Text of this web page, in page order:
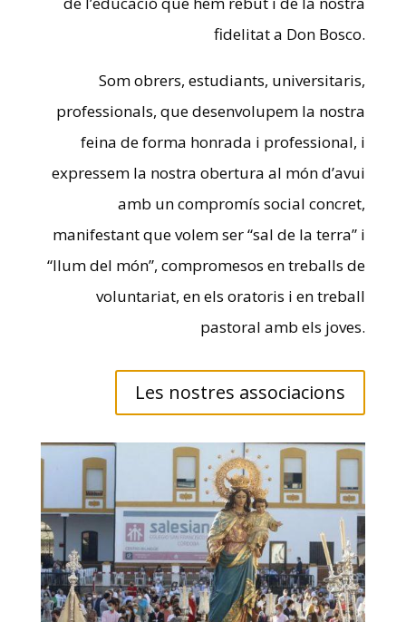
fidelitat a Don Bosco.
Som obrers, estudiants, universitaris,
professionals, que desenvolupem la nostra
feina de forma honrada i professional, i
expressem la nostra obertura al món d’avui
amb un compromís social concret,
manifestant que volem ser “sal de la terra” i
“llum del món”, compromesos en treballs de
voluntariat, en els oratoris i en treball
pastoral amb els joves.
Les nostres associacions